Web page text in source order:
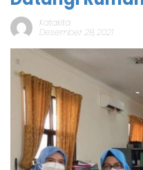
Katakita
Desember 28, 2021